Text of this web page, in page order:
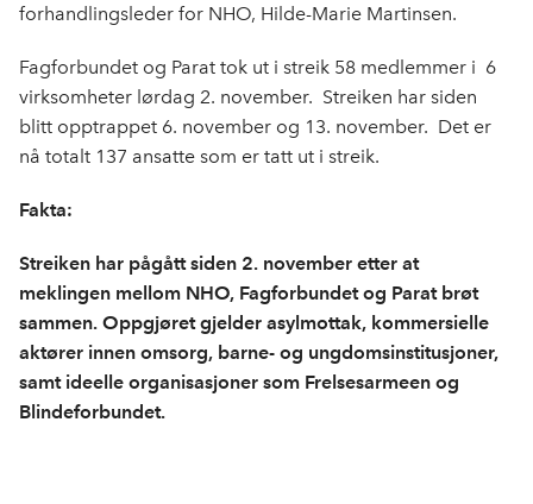
forhandlingsleder for NHO, Hilde-Marie Martinsen.
Fagforbundet og Parat tok ut i streik 58 medlemmer i 6
virksomheter lørdag 2. november. Streiken har siden
blitt opptrappet 6. november og 13. november. Det er
nå totalt 137 ansatte som er tatt ut i streik.
Fakta:
Streiken har pågått siden 2. november etter at
meklingen mellom NHO, Fagforbundet og Parat brøt
sammen. Oppgjøret gjelder asylmottak, kommersielle
aktører innen omsorg, barne- og ungdomsinstitusjoner,
samt ideelle organisasjoner som Frelsesarmeen og
Blindeforbundet.